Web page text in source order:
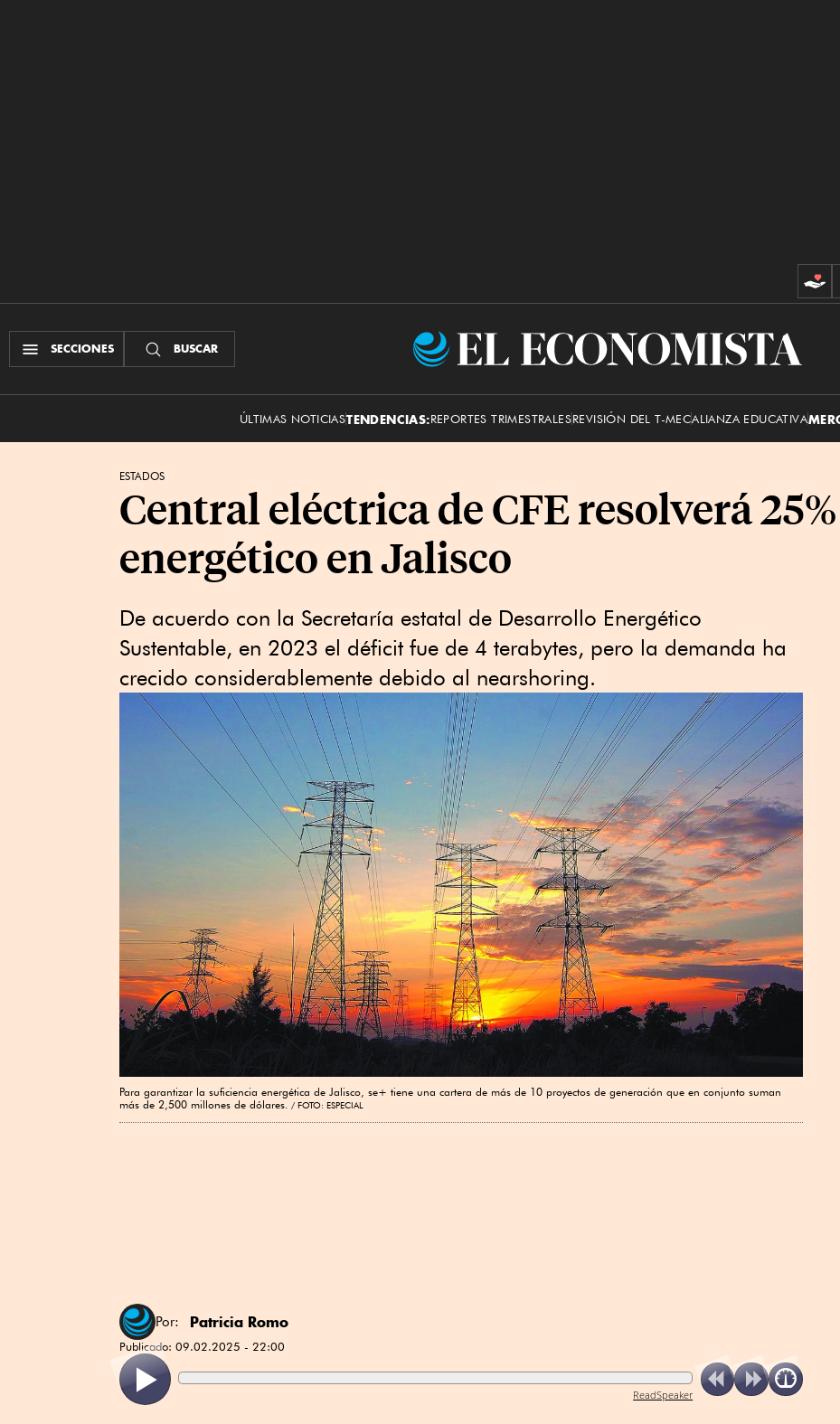
SECCIONES BUSCAR
El
ÚLTIMAS NOTICIASTENDENCIAS:REPORTES TRIMESTRALESREVISIÓN DEL T-MECALIANZA EDUCATIVA
ESTADOS
Central eléctrica de CFE resolverá
energético en Jalisco
De acuerdo con la Secretaría estatal de Desarrollo Energético
Sustentable, en 2023 el déficit fue de 4 terabytes, pero la demanda ha
crecido considerablemente debido al nearshoring.
Para garantizar la suficiencia energética de Jalisco, se+ tiene una cartera de más de 10 proyectos de generación que en conjunto suman
más de 2,500 millones de dólares.
FOTO: ESPECIAL
Por: Patricia Romo
Publicado: 09.02.2025 - 22:00
ReadSpeaker